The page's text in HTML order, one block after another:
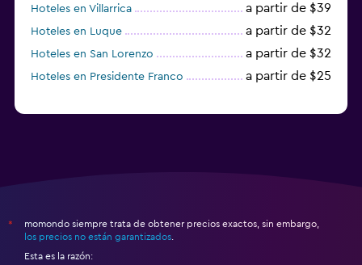
Hoteles en Villarrica a partir de $39
Hoteles en Luque a partir de $32
Hoteles en San Lorenzo a partir de $32
Hoteles en Presidente Franco a partir de $25
*
momondo siempre trata de obtener precios exactos, sin embargo,
los precios no están garantizados
Esta es la razón: